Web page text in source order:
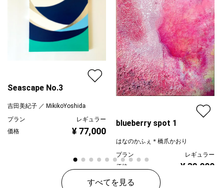
Seascape No.3
吉田美紀子 ／ MikikoYoshida
プラン
レギュラー
価格
¥ 77,000
blueberry spot 1
はなのかふぇ＊橋爪かおり
プラン
レギュラー
価格
¥ 30,000
すべてを見る